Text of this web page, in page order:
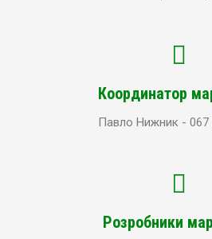
Координатор
Павло Нижник - 067
Розробники